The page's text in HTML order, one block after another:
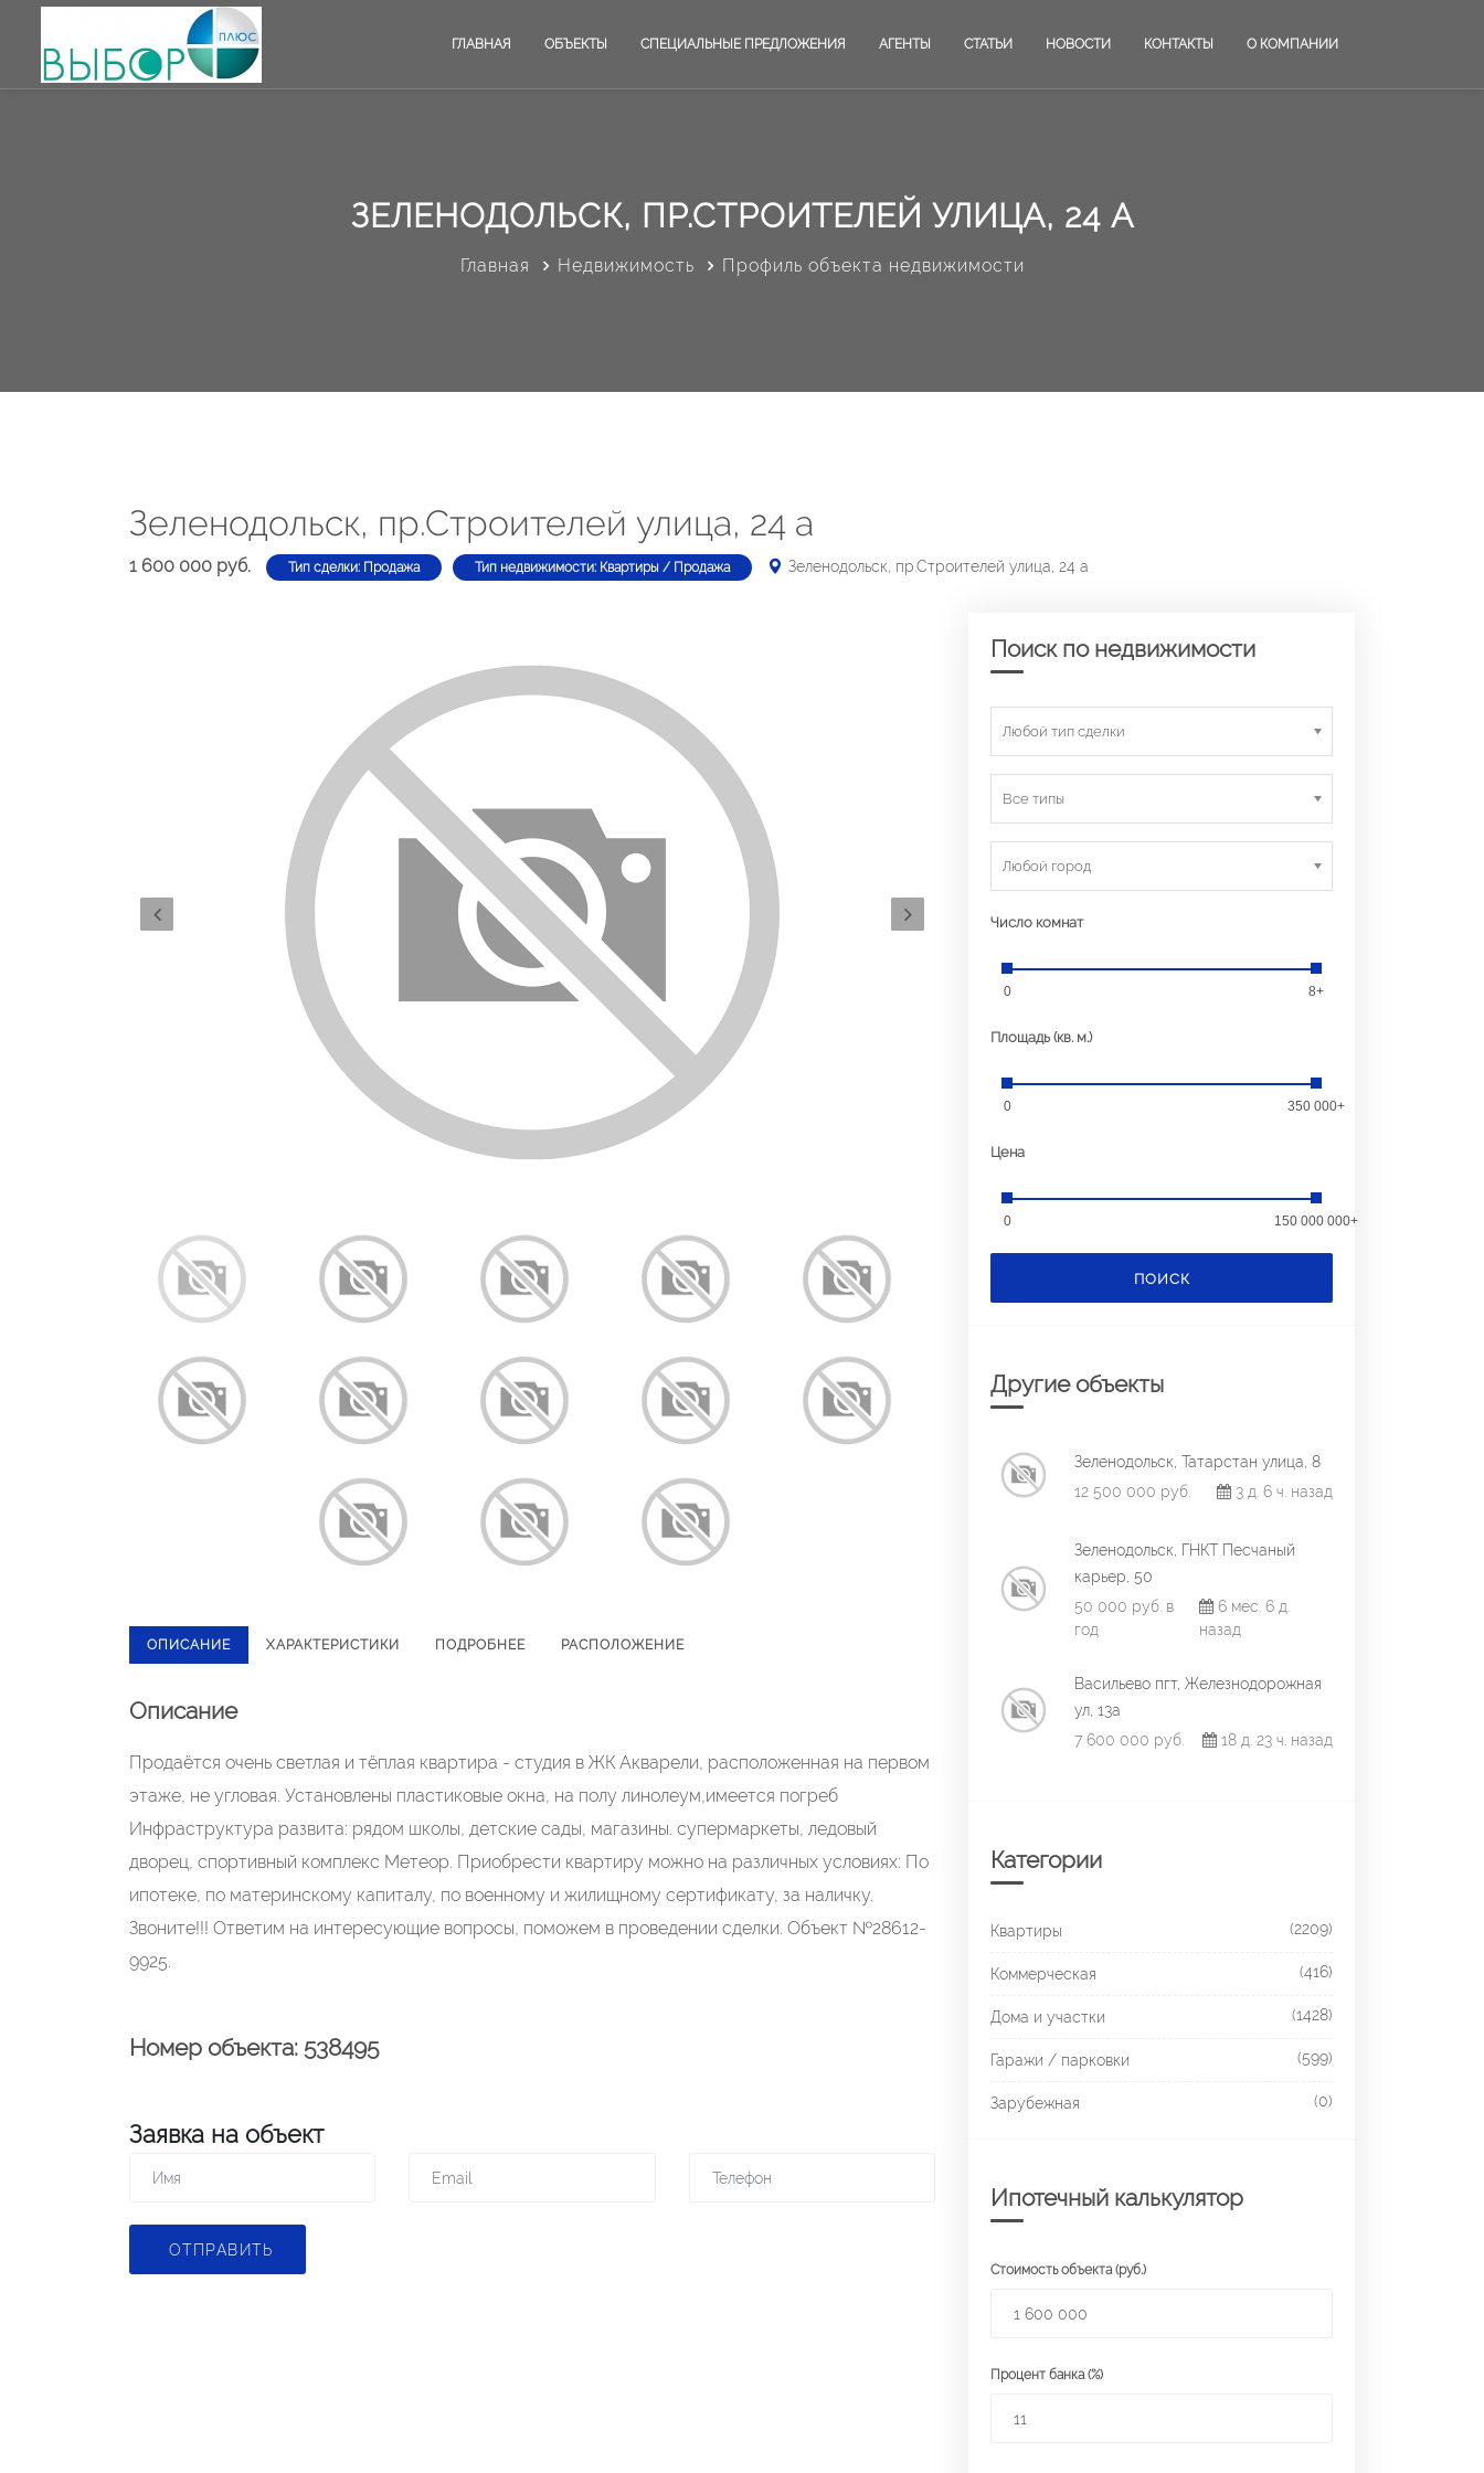
ГЛАВНАЯ ОБЪЕКТЫ СПЕЦИАЛЬНЫЕ ПРЕДЛОЖЕНИЯ АГЕНТЫ СТАТЬИ НОВОСТИ КОНТАКТЫ О КОМПАНИИ
ЗЕЛЕНОДОЛЬСК, ПР.СТРОИТЕЛЕЙ УЛИЦА, 24 А
Главная Недвижимость Профиль объекта недвижимости
Зеленодольск, пр.Строителей улица, 24 а
1 600 000 руб. Тип сделки: Продажа Тип недвижимости: Квартиры / Продажа Зеленодольск, пр.Строителей улица, 24 а
ОПИСАНИЕ ХАРАКТЕРИСТИКИ ПОДРОБНЕЕ РАСПОЛОЖЕНИЕ
Описание
Продаётся очень светлая и тёплая квартира - студия в ЖК Акварели, расположенная на первом
этаже, не угловая. Установлены пластиковые окна, на полу линолеум,имеется погреб
Инфраструктура развита: рядом школы, детские сады, магазины. супермаркеты, ледовый
дворец, спортивный комплекс Метеор. Приобрести квартиру можно на различных условиях: По
ипотеке, по материнскому капиталу, по военному и жилищному сертификату, за наличку.
Звоните!!! Ответим на интересующие вопросы, поможем в проведении сделки. Объект №28612-
9925.
Номер объекта: 538495
Заявка на объект
ОТПРАВИТЬ
Поиск по недвижимости
Любой тип сделки
Все типы
Любой город
Число комнат
0 8+
Площадь (кв. м.)
0 350 000+
Цена
0 150 000 000+
ПОИСК
Другие объекты
Зеленодольск, Татарстан улица, 8
12 500 000 руб.
3 д. 6 ч. назад
Зеленодольск, ГНКТ Песчаный
карьер, 50
50 000 руб. в
год
6 мес. 6 д.
назад
Васильево пгт, Железнодорожная
ул, 13а
7 600 000 руб.
18 д. 23 ч. назад
Категории
Квартиры (2209)
Коммерческая (416)
Дома и участки (1428)
Гаражи / парковки (599)
Зарубежная (0)
Ипотечный калькулятор
Стоимость объекта (руб.)
Процент банка (%)